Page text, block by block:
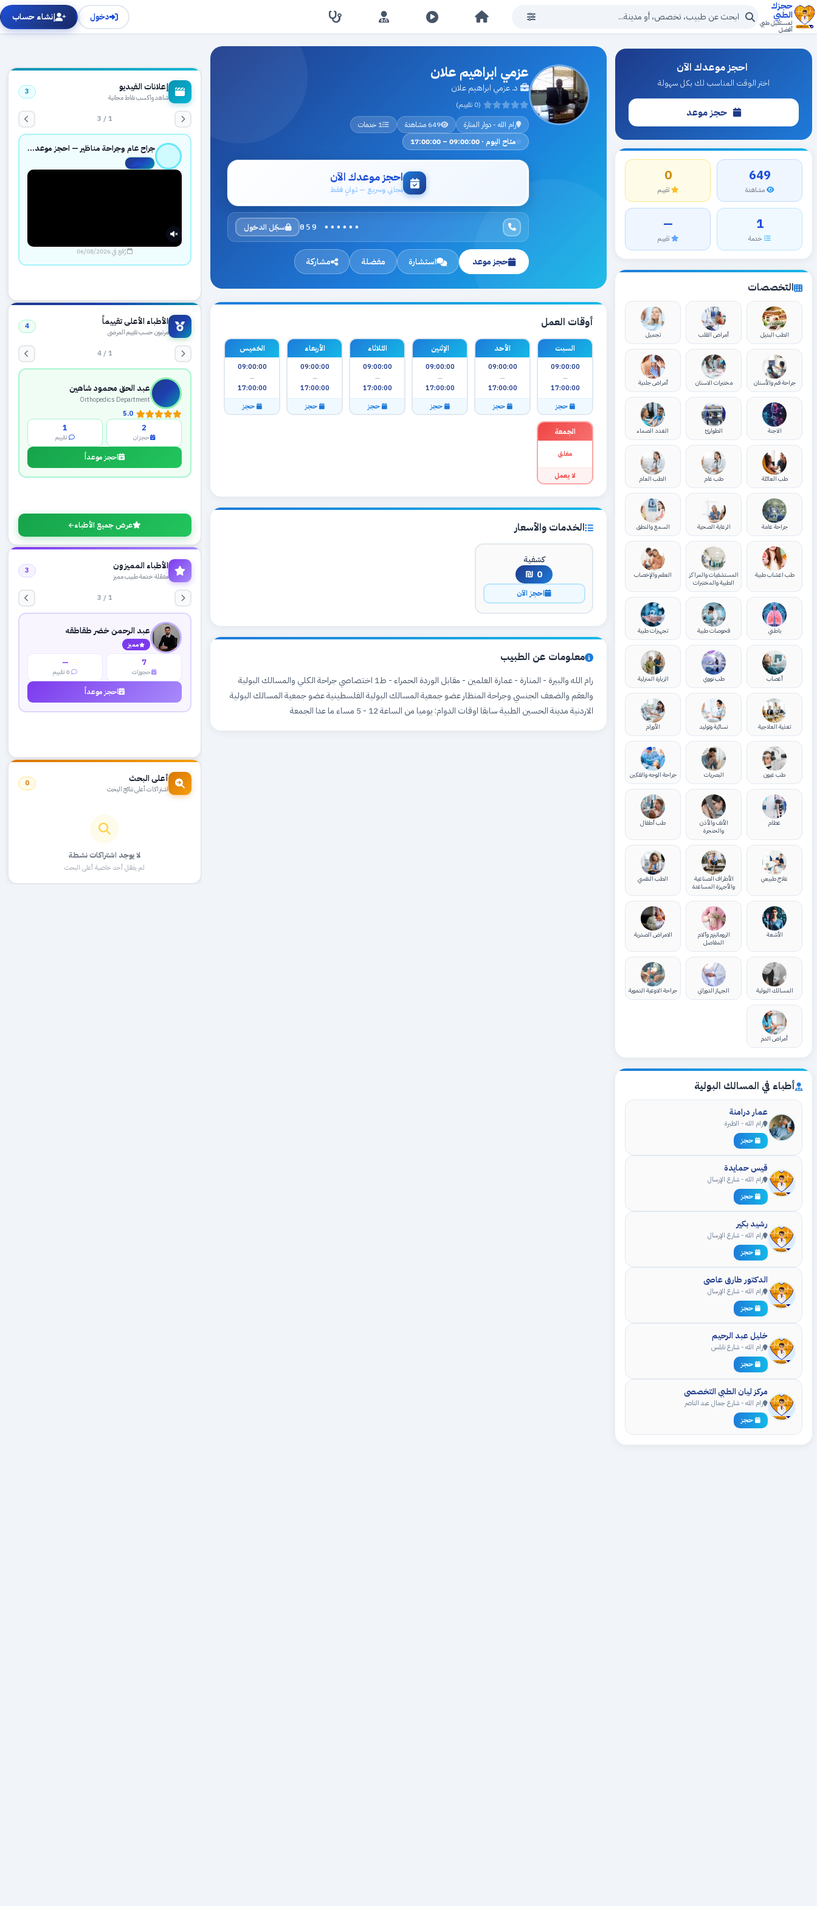
حجزك
الطبي
لمستقبل طبي
أفضل
دخول إنشاء حساب
احجز موعدك الآن
اختر الوقت المناسب لك بكل سهولة
حجز موعد
649
مشاهدة
0
تقييم
1
خدمة
—
تقييم
التخصصات
الطب البديل أمراض القلب تجميل
جراحة فم والأسنان مختبرات الاسنان أمراض جلدية
الاجنة الطوارئ الغدد الصماء
طب العائلة طب عام الطب العام
جراحة عامة الرعاية الصحية السمع والنطق
طب اعشاب طبية
المستشفيات والمراكز
الطبية والمختبرات
العقم والإخصاب
باطني فحوصات طبية تجهيزات طبية
أعصاب طب نووي الزيارة المنزلية
تغذية العلاجية نسائية وتوليد الأورام
طب عيون البصريات جراحة الوجه والفكين
عظام
الأنف والأذن
والحنجرة
طب أطفال
علاج طبيعي
الأطراف الصناعية
والأجهزة المساعدة
الطب النفسي
الأشعة
الروماتيزم وآلام
المفاصل
الامراض الصدرية
المسالك البولية الجهاز الدوراني جراحة الاوعية الدموية
أمراض الدم
أطباء في المسالك البولية
عمار درامنة
رام الله - الطيرة
حجز
قيس حمايدة
رام الله - شارع الإرسال
حجز
رشيد بكير
رام الله - شارع الإرسال
حجز
الدكتور طارق عاصي
رام الله - شارع الإرسال
حجز
خليل عبد الرحيم
رام الله - شارع نابلس
حجز
مركز ليان الطبي التخصصي
رام الله - شارع جمال عبد الناصر
حجز
عزمي ابراهيم علان
د. عزمي ابراهيم علان
(0 تقييم)
رام الله - دوار المنارة
649 مشاهدة
1 خدمات
متاح اليوم · 09:00:00 – 17:00:00
احجز موعدك الآن
مجاني وسريع — ثوانٍ فقط
059 •••••• سجّل الدخول
حجز موعد استشارة مفضلة مشاركة
أوقات العمل
السبت
09:00:00
—
17:00:00
حجز
الأحد
09:00:00
—
17:00:00
حجز
الإثنين
09:00:00
—
17:00:00
حجز
الثلاثاء
09:00:00
—
17:00:00
حجز
الأربعاء
09:00:00
—
17:00:00
حجز
الخميس
09:00:00
—
17:00:00
حجز
الجمعة
مغلق
لا يعمل
الخدمات والأسعار
كشفية
0 ₪
احجز الآن
معلومات عن الطبيب
رام الله والبيرة - المنارة - عمارة العلمين - مقابل الوردة الحمراء - ط1 اختصاصي جراحة الكلي والمسالك البولية
والعقم والضعف الجنسي وجراحة المنظار عضو جمعية المسالك البولية الفلسطينية عضو جمعية المسالك البولية
الاردنية مدينة الحسين الطبية سابقا اوقات الدوام: يوميا من الساعة 12 - 5 مساء ما عدا الجمعة
إعلانات الفيديو
شاهد واكسب نقاط مجانية
3
1 / 3
جراح عام وجراحة مناظير — احجز موعدك بثقة عبر حجزك الطبي
مفعّل
رُفع في 06/08/2026
الأطباء الأعلى تقييماً
مرتبون حسب تقييم المرضى
4
1 / 4
عبد الحق محمود شاهين
Orthopedics Department
5.0
2
حجزان
1
تقييم
احجز موعداً
عرض جميع الأطباء
الأطباء المميزون
مفعّلة خدمة طبيب مميز
3
1 / 3
عبد الرحمن خضر طقاطقه
مميز
7
حجوزات
—
احجز موعداً
أعلى البحث
اشتراكات أعلى نتائج البحث
0
لا يوجد اشتراكات نشطة
لم يفعّل أحد خاصية أعلى البحث